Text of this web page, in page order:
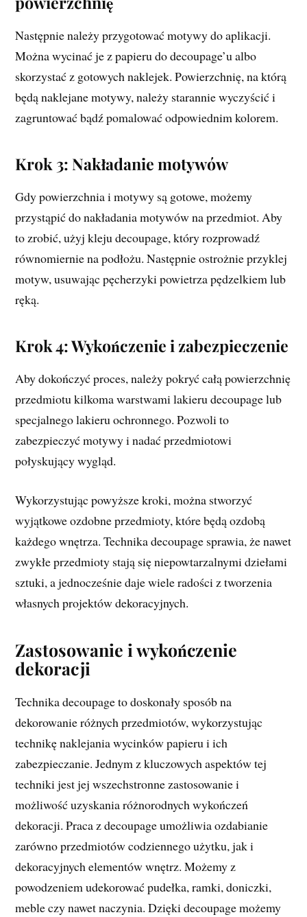
Następnie należy przygotować motywy do aplikacji.
Można wycinać je z papieru do decoupage’u albo
skorzystać z gotowych naklejek. Powierzchnię, na którą
będą naklejane motywy, należy starannie wyczyścić i
zagruntować bądź pomalować odpowiednim kolorem.
Krok 3: Nakładanie motywów
Gdy powierzchnia i motywy są gotowe, możemy
przystąpić do nakładania motywów na przedmiot. Aby
to zrobić, użyj kleju decoupage, który rozprowadź
równomiernie na podłożu. Następnie ostrożnie przyklej
motyw, usuwając pęcherzyki powietrza pędzelkiem lub
ręką.
Krok 4: Wykończenie i zabezpieczenie
Aby dokończyć proces, należy pokryć całą powierzchnię
przedmiotu kilkoma warstwami lakieru decoupage lub
specjalnego lakieru ochronnego. Pozwoli to
zabezpieczyć motywy i nadać przedmiotowi
połyskujący wygląd.
Wykorzystując powyższe kroki, można stworzyć
wyjątkowe ozdobne przedmioty, które będą ozdobą
każdego wnętrza. Technika decoupage sprawia, że nawet
zwykłe przedmioty stają się niepowtarzalnymi dziełami
sztuki, a jednocześnie daje wiele radości z tworzenia
własnych projektów dekoracyjnych.
Zastosowanie i wykończenie
dekoracji
Technika decoupage to doskonały sposób na
dekorowanie różnych przedmiotów, wykorzystując
technikę naklejania wycinków papieru i ich
zabezpieczanie. Jednym z kluczowych aspektów tej
techniki jest jej wszechstronne zastosowanie i
możliwość uzyskania różnorodnych wykończeń
dekoracji. Praca z decoupage umożliwia ozdabianie
zarówno przedmiotów codziennego użytku, jak i
dekoracyjnych elementów wnętrz. Możemy z
powodzeniem udekorować pudełka, ramki, doniczki,
meble czy nawet naczynia. Dzięki decoupage możemy